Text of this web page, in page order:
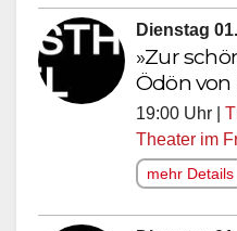
Dienstag
»Zur
Ödön von
19:00 Uhr |
Theater im
mehr Details